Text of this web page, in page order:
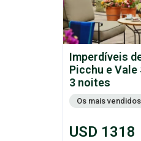
Imperdíveis
Picchu e Vale
3 noites
Os mais vendidos
USD 1318